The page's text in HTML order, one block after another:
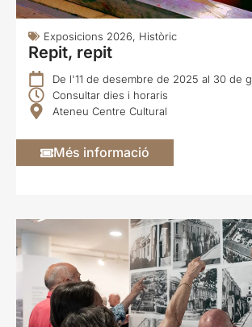
Exposicions 2026, Històric
Repit, repit
De l'11 de desembre de 2025 al 30 de
Consultar dies i horaris
Ateneu Centre Cultural
Més informació